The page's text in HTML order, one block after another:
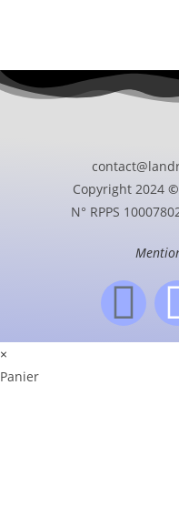
Copyright 2024 ©
N° RPPS
×
Panier